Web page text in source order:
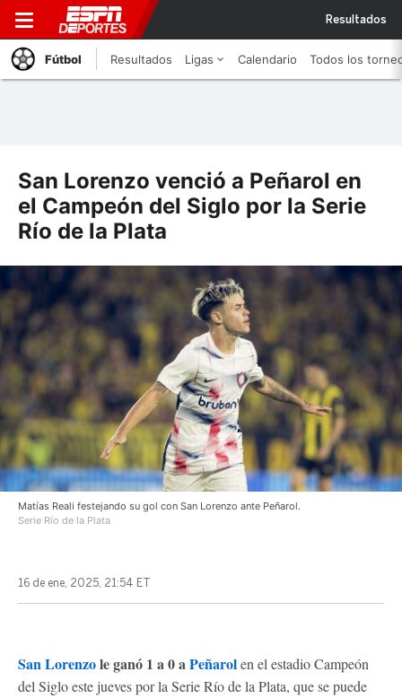
Resultados
Fútbol Resultados Ligas Calendario Todos los
San Lorenzo venció a Peñarol en
el Campeón del Siglo por la Serie
Río de la Plata
Matías Reali festejando su gol con San Lorenzo ante Peñarol.
Serie Río de la Plata
16 de ene, 2025, 21:54 ET
San Lorenzole ganó 1 a 0 aPeñarolen el estadio Campeón
del Siglo este jueves por la Serie Río de la Plata, que se puede